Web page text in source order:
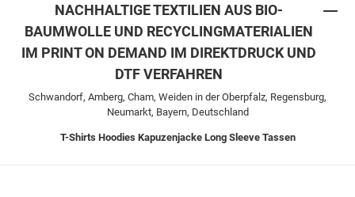
NACHHALTIGE TEXTILIEN AUS BIO-
BAUMWOLLE UND RECYCLINGMATERIALIEN
IM PRINT ON DEMAND IM DIREKTDRUCK UND
DTF VERFAHREN
Schwandorf, Amberg, Cham, Weiden in der Oberpfalz, Regensburg,
Neumarkt, Bayern, Deutschland
T-Shirts Hoodies Kapuzenjacke Long Sleeve Tassen